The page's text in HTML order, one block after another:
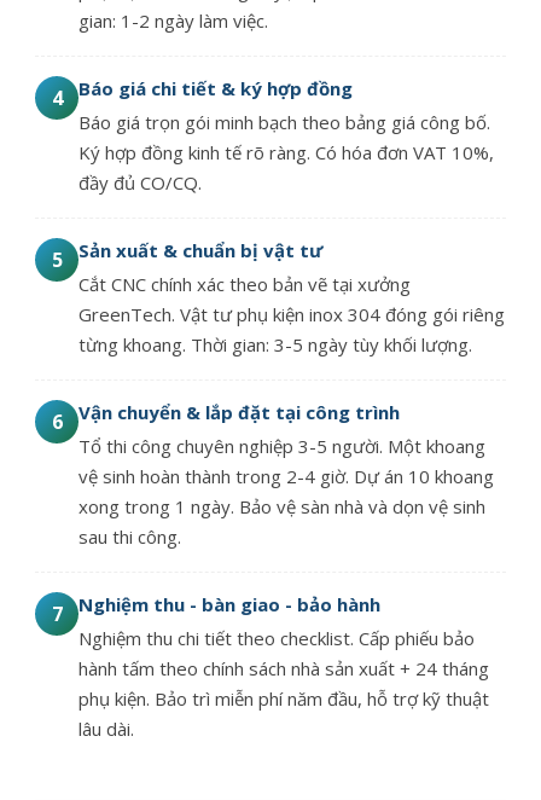
gian: 1-2 ngày làm việc.
4
Báo giá chi tiết & ký hợp đồng
Báo giá trọn gói minh bạch theo bảng giá công bố.
Ký hợp đồng kinh tế rõ ràng. Có hóa đơn VAT 10%,
đầy đủ CO/CQ.
5
Sản xuất & chuẩn bị vật tư
Cắt CNC chính xác theo bản vẽ tại xưởng
GreenTech. Vật tư phụ kiện inox 304 đóng gói riêng
từng khoang. Thời gian: 3-5 ngày tùy khối lượng.
6
Vận chuyển & lắp đặt tại công trình
Tổ thi công chuyên nghiệp 3-5 người. Một khoang
vệ sinh hoàn thành trong 2-4 giờ. Dự án 10 khoang
xong trong 1 ngày. Bảo vệ sàn nhà và dọn vệ sinh
sau thi công.
7
Nghiệm thu - bàn giao - bảo hành
Nghiệm thu chi tiết theo checklist. Cấp phiếu bảo
hành tấm theo chính sách nhà sản xuất + 24 tháng
phụ kiện. Bảo trì miễn phí năm đầu, hỗ trợ kỹ thuật
lâu dài.